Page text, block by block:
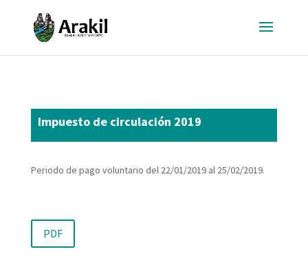
Impuesto de circulación 2019
Periodo de pago voluntario del 22/01/2019 al 25/02/2019.
PDF